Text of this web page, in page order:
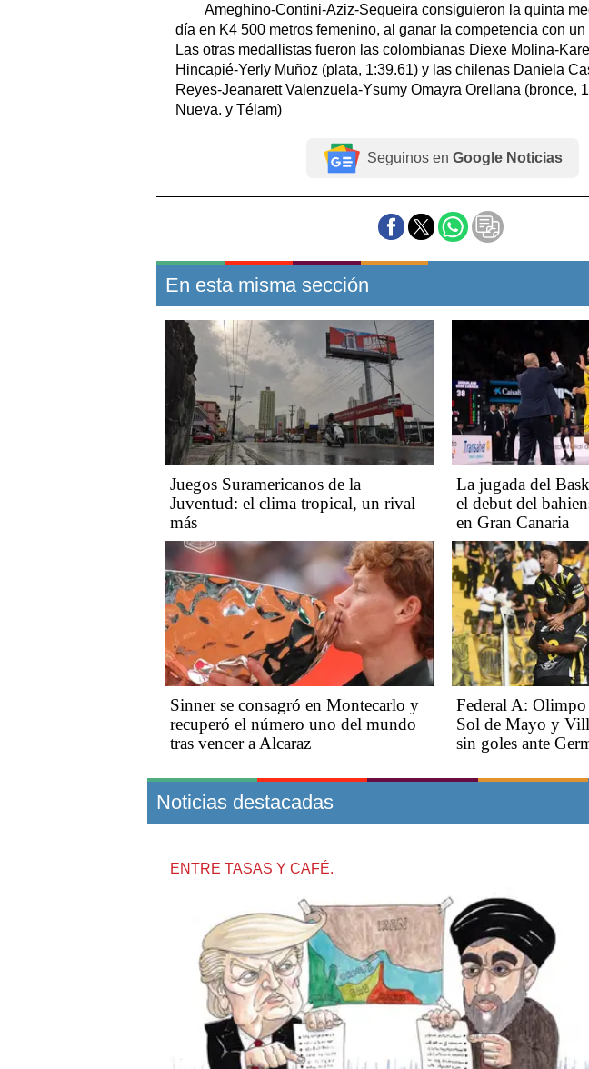
Ameghino-Contini-Aziz-Sequeira consiguieron la quinta
día en K4 500 metros femenino, al ganar la competencia con un
Las otras medallistas fueron las colombianas Diexe Molina-
Hincapié-Yerly Muñoz (plata, 1:39.61) y las chilenas Daniela
Reyes-Jeanarett Valenzuela-Ysumy Omayra Orellana (bronce,
Nueva. y Télam)
Seguinos en Google Noticias
En esta misma sección
Juegos Suramericanos de la
Juventud: el clima tropical, un rival
más
La jugada del
el debut del
en Gran Canaria
Sinner se consagró en Montecarlo y
recuperó el número uno del mundo
tras vencer a Alcaraz
Federal A: Olimpo
Sol de Mayo y
sin goles ante
Noticias destacadas
ENTRE TASAS Y CAFÉ.